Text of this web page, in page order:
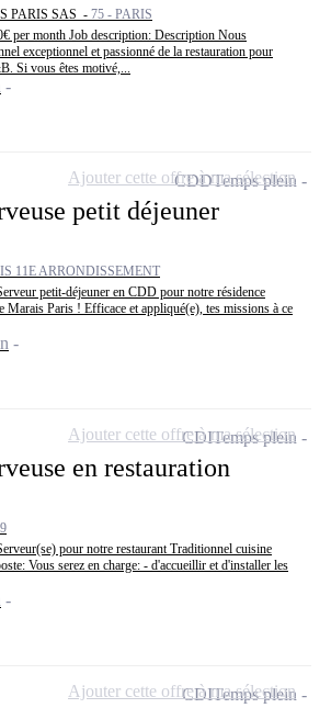
PARIS SAS - 75 - PARIS
per month Job description: Description Nous
exceptionnel et passionné de la restauration pour
Si vous êtes motivé,...
petit déjeuner
11E ARRONDISSEMENT
petit-déjeuner en CDD pour notre résidence
Marais Paris ! Efficace et appliqué(e), tes missions à ce
CDDTemps plein
Ajouter cette offre à ma sélection
en restauration
pour notre restaurant Traditionnel cuisine
Vous serez en charge: - d'accueillir et d'installer les
CDITemps plein
Ajouter cette offre à ma sélection
CDITemps plein
Ajouter cette offre à ma sélection